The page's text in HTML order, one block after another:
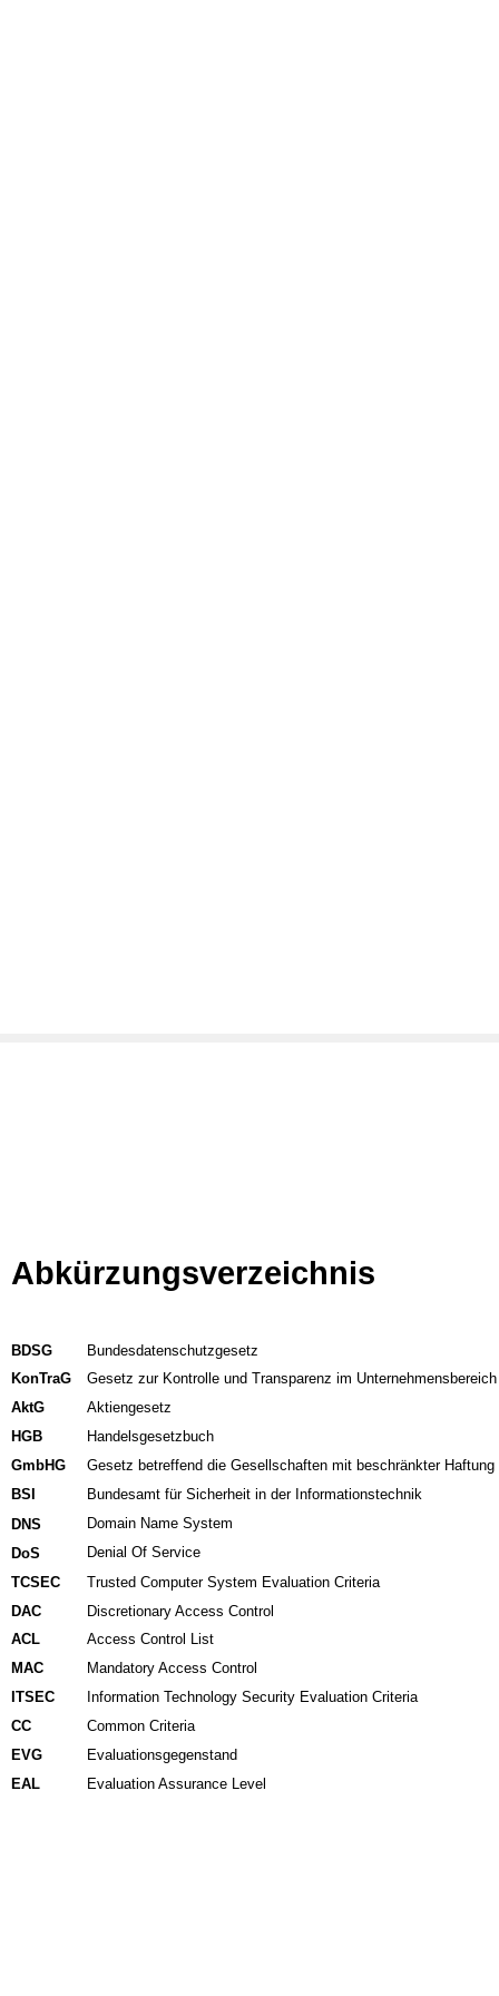
Abkürzungsverzeichnis
BDSG
Bundesdatenschutzgesetz
KonTraG
Gesetz zur Kontrolle und Transparenz im Unternehmensbereich
AktG
Aktiengesetz
HGB
Handelsgesetzbuch
GmbHG
Gesetz betreffend die Gesellschaften mit beschränkter Haftung
BSI
Bundesamt für Sicherheit in der Informationstechnik
DNS
Domain Name System
DoS
Denial Of Service
TCSEC
Trusted Computer System Evaluation Criteria
DAC
Discretionary Access Control
ACL
Access Control List
MAC
Mandatory Access Control
ITSEC
Information Technology Security Evaluation Criteria
CC
Common Criteria
EVG
Evaluationsgegenstand
EAL
Evaluation Assurance Level